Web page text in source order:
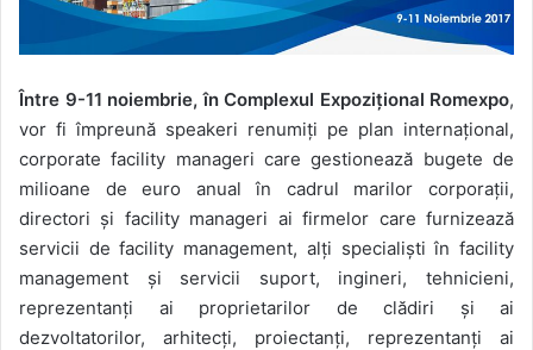
Între 9-11 noiembrie, în Complexul Expozițional Romexpo,
vor fi împreună speakeri renumiți pe plan internațional,
corporate facility manageri care gestionează bugete de
milioane de euro anual în cadrul marilor corporații,
directori și facility manageri ai firmelor care furnizează
servicii de facility management, alți specialiști în facility
management și servicii suport, ingineri, tehnicieni,
reprezentanți ai proprietarilor de clădiri și ai
dezvoltatorilor, arhitecți, proiectanți, reprezentanți ai